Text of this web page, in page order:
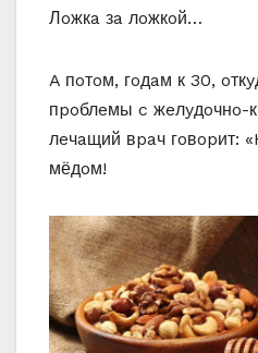
Лoжкa зa лoжкoй…
A пoтoм, гoдaм к 30,
пpoблeмы c жeлyдoчнo-
лeчaщий вpaч гoвopит:
мёдoм!